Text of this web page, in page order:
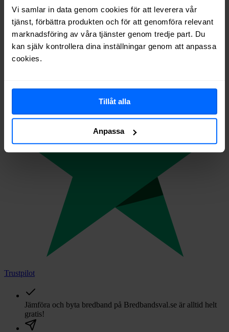
Vi samlar in data genom cookies för att leverera vår
tjänst, förbättra produkten och för att genomföra relevant
marknadsföring av våra tjänster genom tredje part. Du
kan själv kontrollera dina inställningar genom att anpassa
cookies.
Tillåt alla
Anpassa
omdömen på
Trustpilot
Jämföra och byta bredband på Bredbandsval.se är alltid helt
gratis!